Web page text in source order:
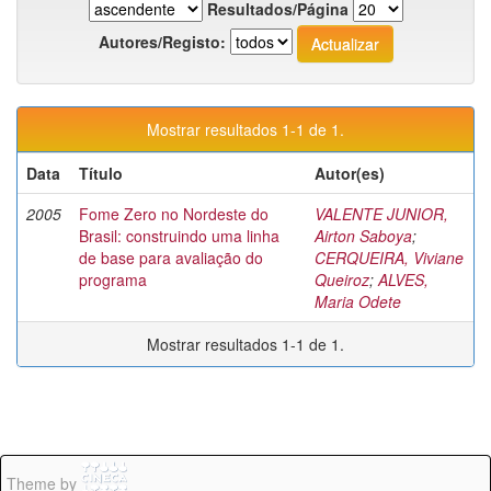
Resultados/Página
Autores/Registo:
Mostrar resultados 1-1 de 1.
Data
Título
Autor(es)
2005
Fome Zero no Nordeste do
Brasil: construindo uma linha
de base para avaliação do
programa
VALENTE JUNIOR,
Airton Saboya;
CERQUEIRA, Viviane
Queiroz;ALVES,
Maria Odete
Mostrar resultados 1-1 de 1.
Theme by